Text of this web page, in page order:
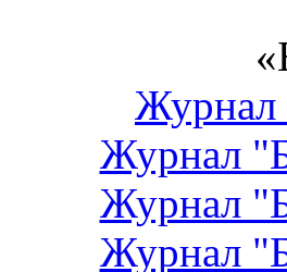
Журнал
Журнал
Журнал
Журнал